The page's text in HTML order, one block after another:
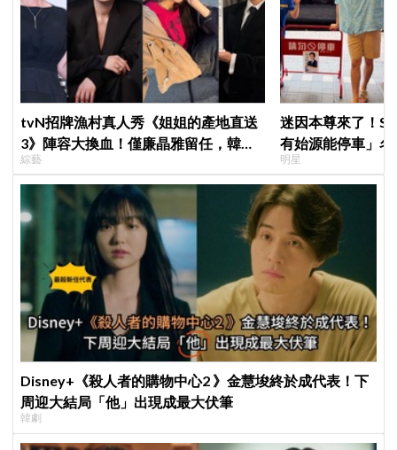
tvN招牌漁村真人秀《姐姐的產地直送
3》陣容大換血！僅廉晶雅留任，韓媒
曝新成員為金善映、盧允瑞、姜有皙
綜藝
迷因本尊來了！
有始源能停車」
照片」，店家尖
不能脫粉了
明星
Disney+《殺人者的購物中心2 》金慧埈終於成代表！下
周迎大結局「他」出現成最大伏筆
韓劇